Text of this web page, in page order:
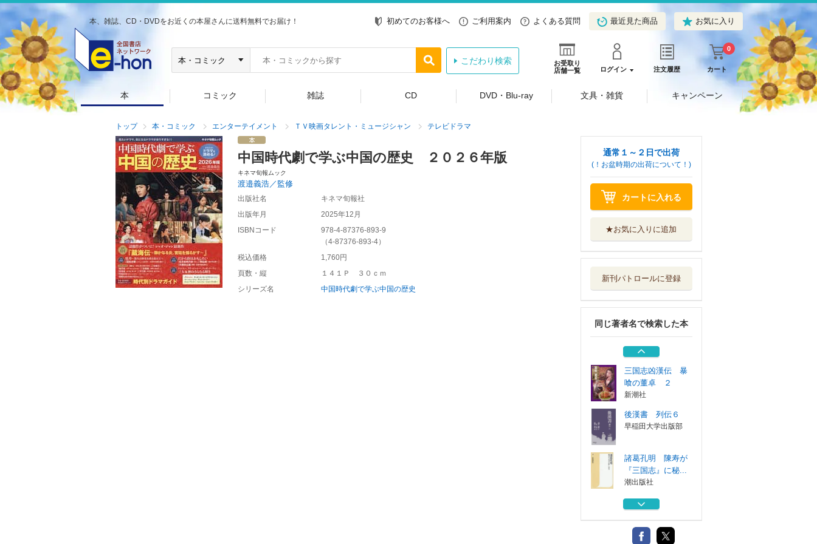
本、雑誌、CD・DVDをお近くの本屋さんに送料無料でお届け！ 初めてのお客様へ ご利用案内 よくある質問 最近見た商品 お気に入り
お受取り
店舗一覧
ログイン 注文履歴 カート
0
こだわり検索
本 コミック 雑誌 CD DVD・Blu-ray 文具・雑貨 キャンペーン
トップ 本・コミック エンターテイメント ＴＶ映画タレント・ミュージシャン テレビドラマ
中国時代劇で学ぶ中国の歴史 ２０２６年版
キネマ旬報ムック
渡邉義浩／監修
出版社名
キネマ旬報社
出版年月
2025年12月
ISBNコード
978-4-87376-893-9
（4-87376-893-4）
税込価格
1,760円
頁数・縦
１４１Ｐ ３０ｃｍ
シリーズ名
中国時代劇で学ぶ中国の歴史
通常１～２日で出荷
(！お盆時期の出荷について！)
カートに入れる
★お気に入りに追加
新刊パトロールに登録
同じ著者名で検索した本
諸葛孔明 陳寿が
『三国志』に秘...
図解眠れなくなる
日本文芸社
後漢書 列伝５
早稲田大学出版部
三国志凶漢伝 暴
喰の董卓 ２
新潮社
後漢書 列伝６
早稲田大学出版部
諸葛孔明 陳寿が
『三国志』に秘...
潮出版社
図解眠れなくなる
日本文芸社